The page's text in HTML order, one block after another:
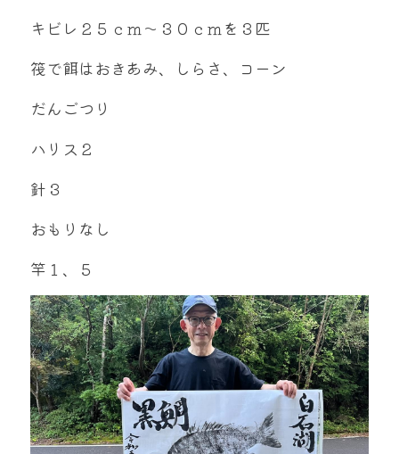
キビレ２５ｃｍ～３０ｃｍを３匹
筏で餌はおきあみ、しらさ、コーン
だんごつり
ハリス２
針３
おもりなし
竿１、５